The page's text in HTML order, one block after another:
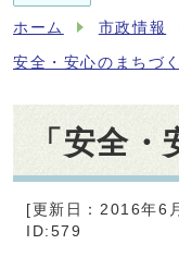
ホーム 市政情報
安全・安心のまちづ
「安全・
[更新日：2016年6
ID:579